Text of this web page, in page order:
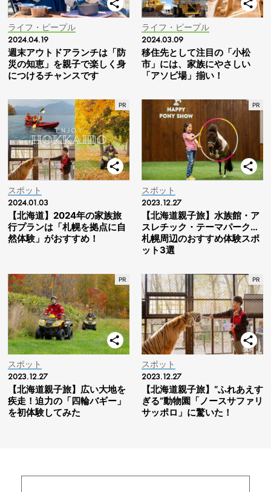
ライフ・ピープル
2024.04.19
週末アウトドアランチは「防
災の知恵」を親子で楽しく身
につけるチャンスです
ライフ・ピープル
2024.03.09
移住先として注目の「小松
市」には、家族にやさしい
「アソビ場」揃い！
スポット
2024.01.03
【北海道】2024年の家族旅
行プランは「札幌を拠点に自
然体験」がおすすめ！
スポット
2023.12.27
【北海道親子旅】水族館・ア
スレチック・テーマパーク…
札幌周辺のおすすめ体験スポ
ット3選
スポット
2023.12.27
【北海道親子旅】広い大地を
疾走！迫力の「四輪バギー」
を初体験してみた
スポット
2023.12.27
【北海道親子旅】“ふれあえす
ぎる”動物園「ノースサファリ
サッポロ」に驚いた！